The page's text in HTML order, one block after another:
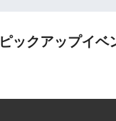
ピックアップイベ